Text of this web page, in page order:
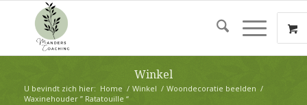
Winkel
U bevindt zich hier: Home / Winkel / Woondecoratie beelden /
Waxinehouder ” Ratatouille “